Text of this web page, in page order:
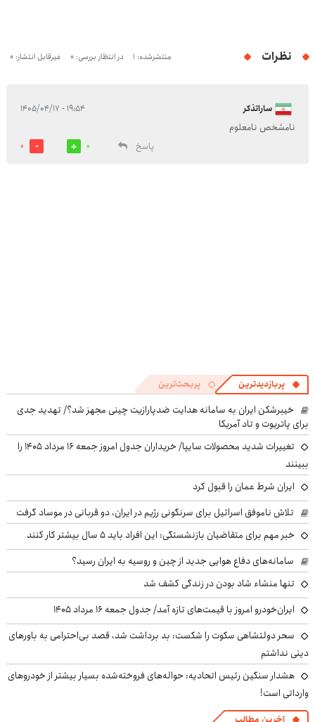
نظرات منتشرشده: 1 در انتظار بررسی: 0 غیرقابل انتشار: 0
ساراتذکر ۱۹:۵۴ - ۱۴۰۵/۰۴/۱۷
نامشخص نامعلوم
پاسخ
0
0
پربازدیدترین پربحث‌ترین
خیبرشکن ایران به سامانه هدایت ضدپارازیت چینی مجهز شد؟/ تهدید جدی
برای پاتریوت و تاد آمریکا
تغییرات شدید محصولات سایپا/ خریداران جدول امروز جمعه ۱۶ مرداد ۱۴۰۵ را
ببینند
ایران شرط عمان را قبول کرد
تلاش ناموفق اسرائیل برای سرنگونی رژیم در ایران، دو قربانی در موساد گرفت
خبر مهم برای متقاضیان بازنشستگی: این افراد باید ۵ سال بیشتر کار کنند
سامانه‌های دفاع هوایی جدید از چین و روسیه به ایران رسید؟
تنها منشاء شاد بودن در زندگی کشف شد
ایران‌خودرو امروز با قیمت‌های تازه آمد/ جدول جمعه ۱۶ مرداد ۱۴۰۵
سحر دولتشاهی سکوت را شکست: بد برداشت شد، قصد بی‌احترامی به باورهای
دینی نداشتم
هشدار سنگین رئیس اتحادیه: حواله‌های فروخته‌شده بسیار بیشتر از خودروهای
وارداتی است!